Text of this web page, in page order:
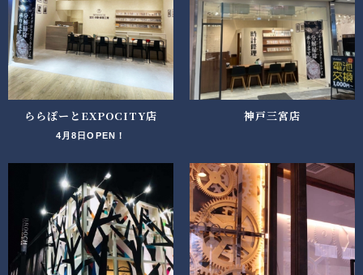
ららぽーとEXPOCITY店
4月8日OPEN！
神戸三宮店